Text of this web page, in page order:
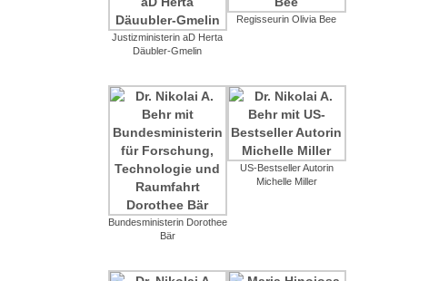
Justizministerin aD Herta
Däubler-Gmelin
Regisseurin Olivia Bee
Bundesministerin Dorothee
Bär
US-Bestseller Autorin
Michelle Miller